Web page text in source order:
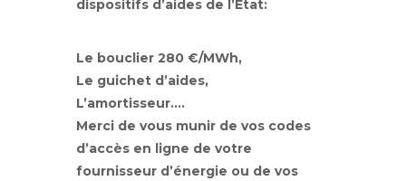
dispositifs d’aides de l’État:
Le bouclier 280 €/MWh,
Le guichet d’aides,
L’amortisseur….
Merci de vous munir de vos codes
d’accès en ligne de votre
fournisseur d’énergie ou de vos